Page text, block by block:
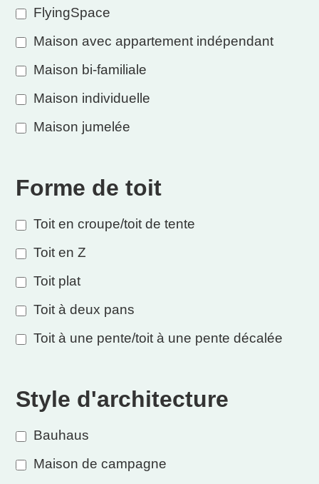
FlyingSpace
Maison avec appartement indépendant
Maison bi-familiale
Maison individuelle
Maison jumelée
Forme de toit
Toit en croupe/toit de tente
Toit en Z
Toit plat
Toit à deux pans
Toit à une pente/toit à une pente décalée
Style d'architecture
Bauhaus
Maison de campagne